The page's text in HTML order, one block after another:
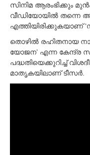
സിനിമ ആരംഭിക്കും
വീഡിയോയില്‍ തന്നെ
എത്തിയിരിക്കുകയാണ്
തൊഴില്‍ രഹിതനായ
യോജന’ എന്ന
പദ്ധതിയെക്കുറിച്ച്
മാതൃകയിലാണ് ടീസര്‍.